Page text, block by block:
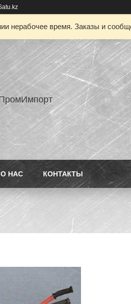
нерабочее время. Заказы и
О НАС КОНТАКТЫ